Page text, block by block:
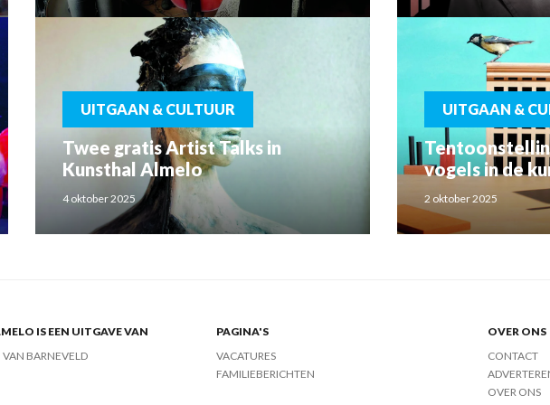
UITGAAN & CULTUUR
Twee gratis Artist Talks in
Kunsthal Almelo
4 oktober 2025
UITGAAN &
vogels in de
2 oktober 2025
IS EEN UITGAVE VAN
VAN BARNEVELD
PAGINA'S
VACATURES
FAMILIEBERICHTEN
OVER ONS
CONTACT
OVER ONS